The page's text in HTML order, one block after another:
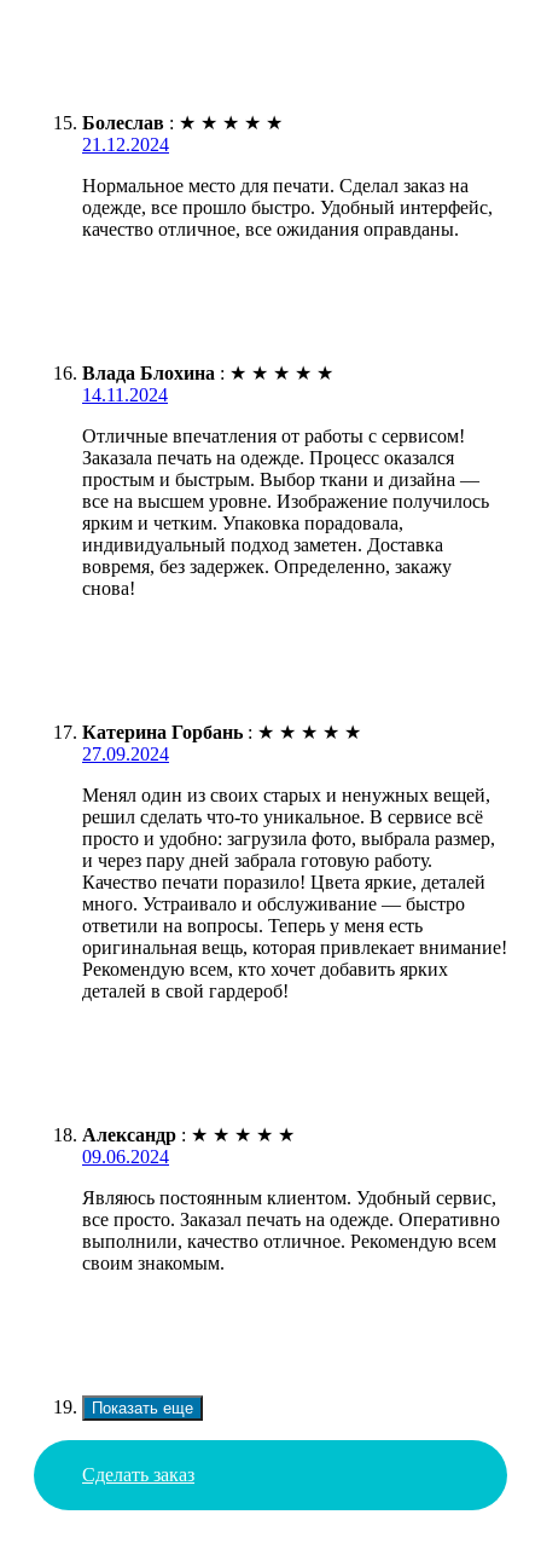
Болеслав : ★ ★ ★ ★ ★
21.12.2024
Нормальное место для печати. Сделал заказ на
одежде, все прошло быстро. Удобный интерфейс,
качество отличное, все ожидания оправданы.
Влада Блохина : ★ ★ ★ ★ ★
14.11.2024
Отличные впечатления от работы с сервисом!
Заказала печать на одежде. Процесс оказался
простым и быстрым. Выбор ткани и дизайна —
все на высшем уровне. Изображение получилось
ярким и четким. Упаковка порадовала,
индивидуальный подход заметен. Доставка
вовремя, без задержек. Определенно, закажу
снова!
Катерина Горбань : ★ ★ ★ ★ ★
27.09.2024
Менял один из своих старых и ненужных вещей,
решил сделать что-то уникальное. В сервисе всё
просто и удобно: загрузила фото, выбрала размер,
и через пару дней забрала готовую работу.
Качество печати поразило! Цвета яркие, деталей
много. Устраивало и обслуживание — быстро
ответили на вопросы. Теперь у меня есть
оригинальная вещь, которая привлекает внимание!
Рекомендую всем, кто хочет добавить ярких
деталей в свой гардероб!
Александр : ★ ★ ★ ★ ★
09.06.2024
Являюсь постоянным клиентом. Удобный сервис,
все просто. Заказал печать на одежде. Оперативно
выполнили, качество отличное. Рекомендую всем
своим знакомым.
Показать еще
Сделать заказ